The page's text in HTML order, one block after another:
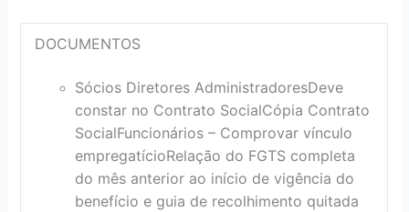
DOCUMENTOS
Sócios Diretores AdministradoresDeve
constar no Contrato SocialCópia Contrato
SocialFuncionários – Comprovar vínculo
empregatícioRelação do FGTS completa
do mês anterior ao início de vigência do
benefício e guia de recolhimento quitada